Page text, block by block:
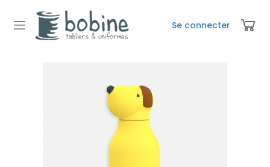
Se connecter